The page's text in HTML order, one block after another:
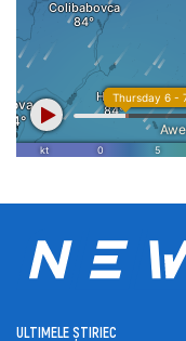
ULTIMELE ȘTIRIЕС